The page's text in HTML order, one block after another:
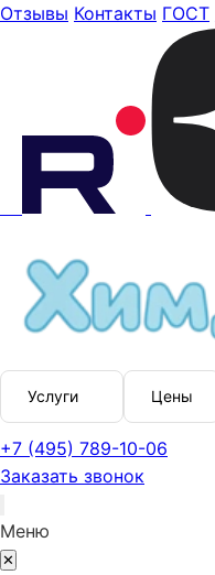
Отзывы Контакты ГОСТ
Услуги Цены
+7 (495) 789-10-06
Заказать звонок
Меню
✕